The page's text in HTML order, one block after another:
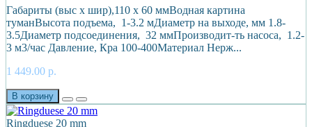
Габариты (выс х шир),110 х 60 ммВодная картина
туманВысота подъема, 1-3.2 мДиаметр на выходе, мм 1.8-
3.5Диаметр подсоединения, 32 ммПроизводит-ть насоса, 1.2-
3 м3/час Давление, Кра 100-400Материал Нерж...
1 449.00 р.
В корзину
Ringduese 20 mm